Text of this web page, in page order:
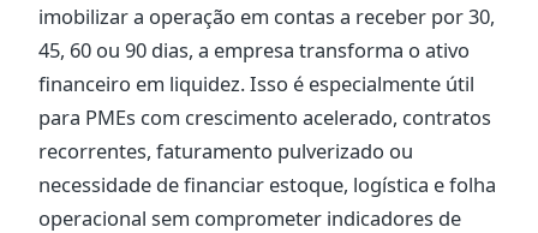
imobilizar a operação em contas a receber por 30,
45, 60 ou 90 dias, a empresa transforma o ativo
financeiro em liquidez. Isso é especialmente útil
para PMEs com crescimento acelerado, contratos
recorrentes, faturamento pulverizado ou
necessidade de financiar estoque, logística e folha
operacional sem comprometer indicadores de